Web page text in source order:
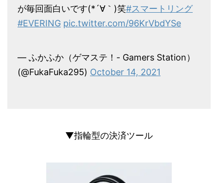
が毎回面白いです(*´∀｀)笑#スマートリング
#EVERING pic.twitter.com/96KrVbdYSe
— ふかふか（ゲマステ！- Gamers Station）
(@FukaFuka295) October 14, 2021
▼指輪型の決済ツール